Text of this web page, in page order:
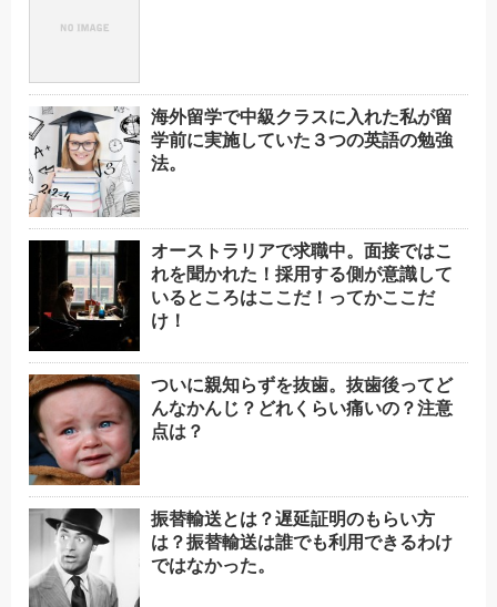
海外留学で中級クラスに入れた私が留
学前に実施していた３つの英語の勉強
法。
オーストラリアで求職中。面接ではこ
れを聞かれた！採用する側が意識して
いるところはここだ！ってかここだ
け！
ついに親知らずを抜歯。抜歯後ってど
んなかんじ？どれくらい痛いの？注意
点は？
振替輸送とは？遅延証明のもらい方
は？振替輸送は誰でも利用できるわけ
ではなかった。